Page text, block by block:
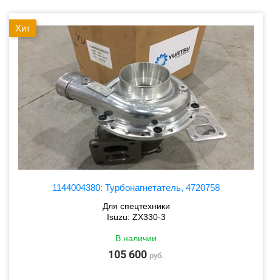
Хит
1144004380: Турбонагнетатель, 4720758
Для спецтехники
Isuzu: ZX330-3
В наличии
105 600 руб.